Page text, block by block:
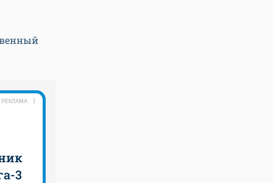
РЕКЛАМА
3